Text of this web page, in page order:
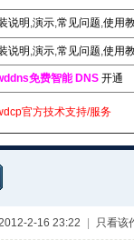
说明 ,演示,常见问题,使用
说明 ,演示,常见问题,使用
免费智能 DNS 开通
官方技术支持/服务
2-16 23:22 只看该